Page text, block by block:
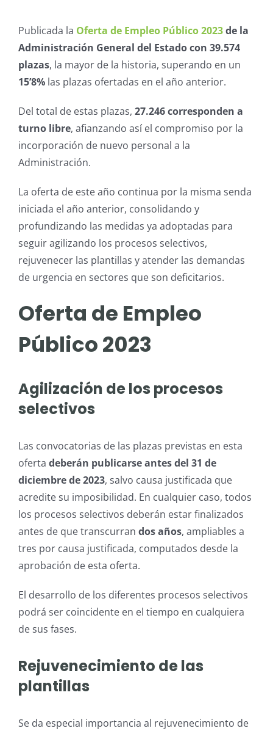
Publicada la Oferta de Empleo Público 2023de la
Administración General del Estado con 39.574
plazas, la mayor de la historia, superando en un
15’8% las plazas ofertadas en el año anterior.
Del total de estas plazas, 27.246 corresponden a
turno libre, afianzando así el compromiso por la
incorporación de nuevo personal a la
Administración.
La oferta de este año continua por la misma senda
iniciada el año anterior, consolidando y
profundizando las medidas ya adoptadas para
seguir agilizando los procesos selectivos,
rejuvenecer las plantillas y atender las demandas
de urgencia en sectores que son deficitarios.
Oferta de Empleo
Público 2023
Agilización de los procesos
selectivos
Las convocatorias de las plazas previstas en esta
oferta deberán publicarse antes del 31 de
diciembre de 2023, salvo causa justificada que
acredite su imposibilidad. En cualquier caso, todos
los procesos selectivos deberán estar finalizados
antes de que transcurran dos años, ampliables a
tres por causa justificada, computados desde la
aprobación de esta oferta.
El desarrollo de los diferentes procesos selectivos
podrá ser coincidente en el tiempo en cualquiera
de sus fases.
Rejuvenecimiento de las
plantillas
Se da especial importancia al rejuvenecimiento de